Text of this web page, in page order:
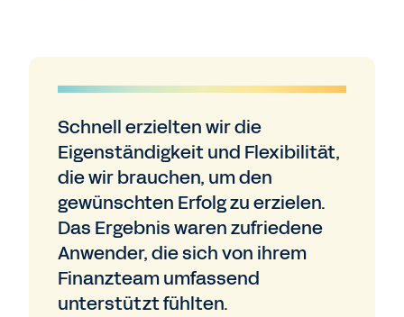
Schnell erzielten wir die
Eigenständigkeit und Flexibilität,
die wir brauchen, um den
gewünschten Erfolg zu erzielen.
Das Ergebnis waren zufriedene
Anwender, die sich von ihrem
Finanzteam umfassend
unterstützt fühlten.